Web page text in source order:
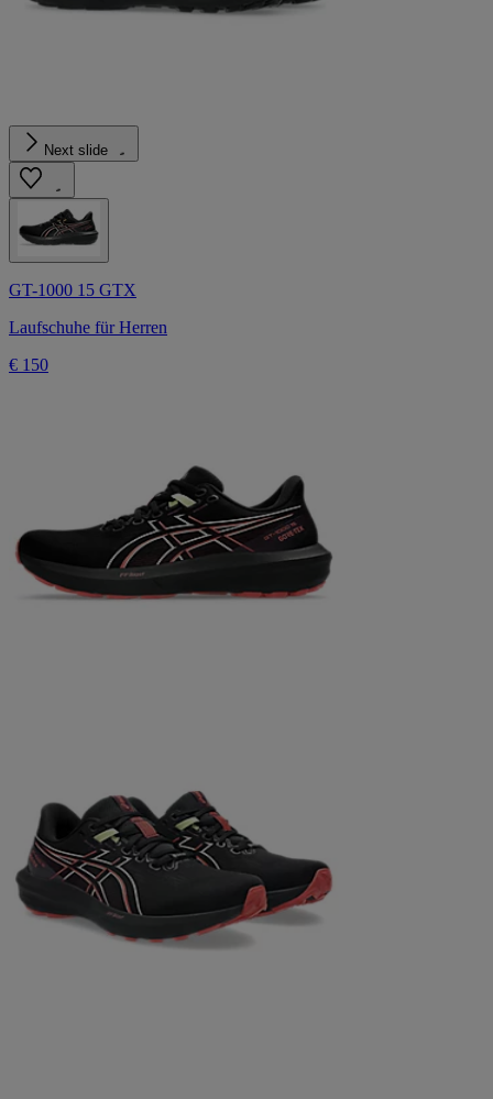
Next slide
GT-1000 15 GTX
Laufschuhe für Herren
€ 150